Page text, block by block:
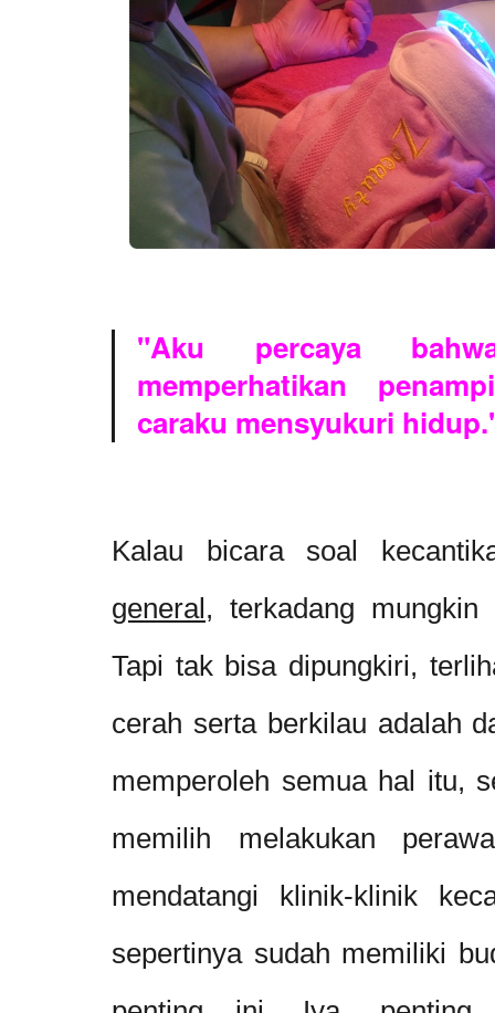
"Aku percaya
memperhatikan
caraku mensyukuri
Kalau bicara soal
general, terkadang
Tapi tak bisa dipungkiri,
cerah serta berkilau adalah
memperoleh semua hal itu,
memilih melakukan
mendatangi klinik-klinik
sepertinya sudah memiliki